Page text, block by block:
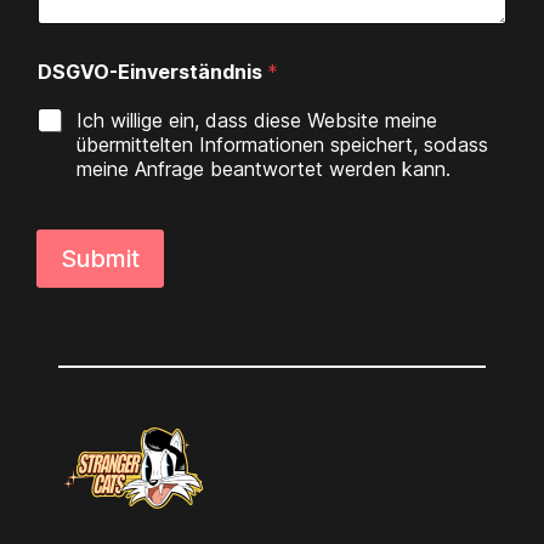
DSGVO-Einverständnis *
Ich willige ein, dass diese Website meine
übermittelten Informationen speichert, sodass
meine Anfrage beantwortet werden kann.
Submit